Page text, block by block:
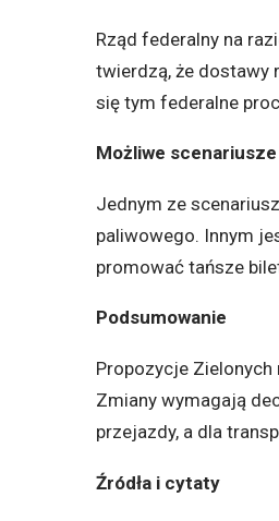
Rząd federalny na
twierdzą, że dostawy
się tym federalne
Możliwe scenariusze
Jednym ze
paliwowego. Innym
promować tańsze
Podsumowanie
Propozycje
Zmiany wymagają
przejazdy, a dla
Źródła i cytaty